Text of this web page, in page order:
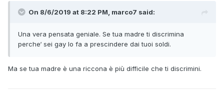
On 8/6/2019 at 8:22 PM, marco7 said:
Una vera pensata geniale. Se tua madre ti discrimina
perche‘ sei gay lo fa a prescindere dai tuoi soldi.
Ma se tua madre è una riccona è più difficile che ti discrimini.